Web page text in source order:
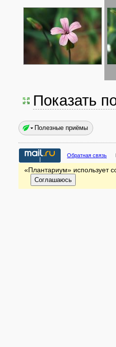
Показать
Полезные приёмы
Обратная связь
«Плантариум» использует
Соглашаюсь